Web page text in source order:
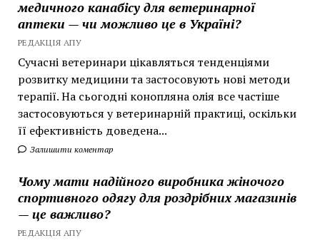
медичного канабісу для ветеринарної
аптеки — чи можливо це в Україні?
РЕДАКЦІЯ АПУ
Сучасні ветеринари цікавляться тенденціями
розвитку медицини та застосовують нові методи
терапії. На сьогодні конопляна олія все частіше
застосовуються у ветеринарній практиці, оскільки
її ефективність доведена...
Залишити коментар
Чому мати надійного виробника жіночого
спортивного одягу для роздрібних магазинів
— це важливо?
РЕДАКЦІЯ АПУ